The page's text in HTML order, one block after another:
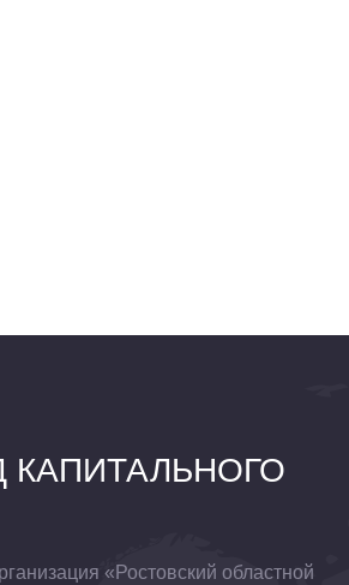
КАПИТАЛЬНОГО
«Ростовский областной